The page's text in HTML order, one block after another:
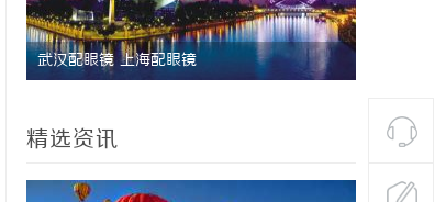
武汉配眼镜 上海配眼镜
精选资讯